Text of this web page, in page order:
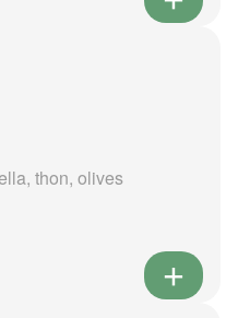
thon, olives